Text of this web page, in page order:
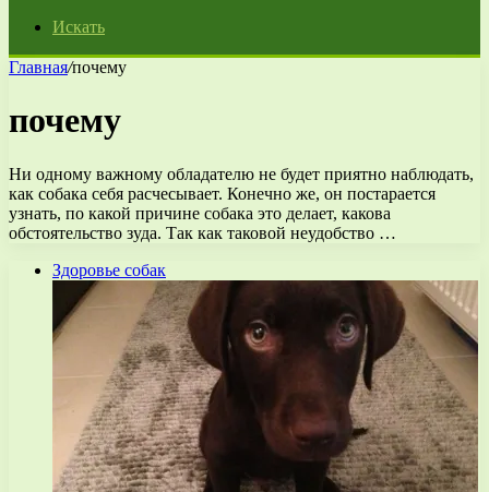
Искать
Главная/почему
почему
Ни одному важному обладателю не будет приятно наблюдать,
как собака себя расчесывает. Конечно же, он постарается
узнать, по какой причине собака это делает, какова
обстоятельство зуда. Так как таковой неудобство …
Здоровье собак